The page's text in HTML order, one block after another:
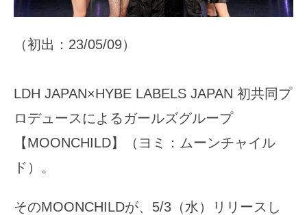
（初出：23/05/09）
LDH JAPAN×HYBE LABELS JAPAN 初共同プ
ロデュースによるガールズグループ
【MOONCHILD】（ヨミ：ムーンチャイル
ド）。
そのMOONCHILDが、5/3（水）リリースし